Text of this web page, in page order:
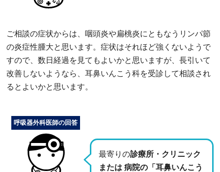
ご相談の症状からは、咽頭炎や扁桃炎にともなうリンパ節
の炎症性腫大と思います。症状はそれほど強くないようで
すので、数日経過を見てもよいかと思いますが、長引いて
改善しないようなら、耳鼻いんこう科を受診して相談され
るとよいかと思います。
最寄りの診療所・クリニック
または 病院の「耳鼻いんこう
呼吸器外科医師の回答